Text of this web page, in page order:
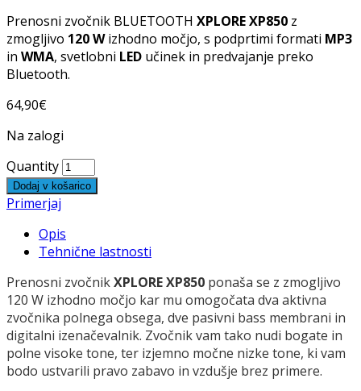
Prenosni zvočnik BLUETOOTH XPLORE XP850 z
zmogljivo 120 Wizhodno močjo, s podprtimi formati MP3
in WMA, svetlobni LED učinek in predvajanje preko
Bluetooth.
64,90€
Na zalogi
Quantity
Dodaj v košarico
Primerjaj
Opis
Tehnične lastnosti
Prenosni zvočnikXPLORE XP850 ponaša se z zmogljivo
120 W izhodno močjo kar mu omogočata dva aktivna
zvočnika polnega obsega, dve pasivni bass membrani in
digitalni izenačevalnik. Zvočnik vam tako nudi bogate in
polne visoke tone, ter izjemno močne nizke tone, ki vam
bodo ustvarili pravo zabavo in vzdušje brez primere.